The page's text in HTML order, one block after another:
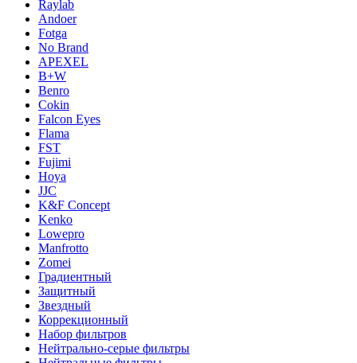
Raylab
Andoer
Fotga
No Brand
APEXEL
B+W
Benro
Cokin
Falcon Eyes
Flama
FST
Fujimi
Hoya
JJC
K&F Concept
Kenko
Lowepro
Manfrotto
Zomei
Градиентный
Защитный
Звездный
Коррекционный
Набор фильтров
Нейтрально-серые фильтры